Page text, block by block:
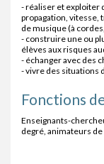
- réaliser et exploiter
propagation,
de musique (à
- construire une ou
élèves aux risques
- échanger avec des
- vivre des situations
Fonctions
Enseignants-
degré, animateurs